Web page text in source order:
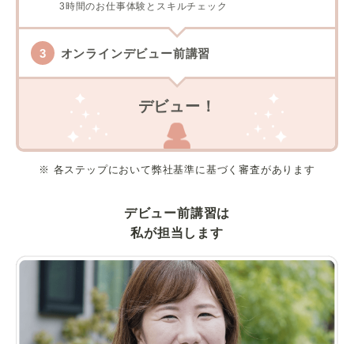
3時間のお仕事体験とスキルチェック
オンラインデビュー前講習
デビュー！
※ 各ステップにおいて弊社基準に基づく審査があります
デビュー前講習は
私が担当します